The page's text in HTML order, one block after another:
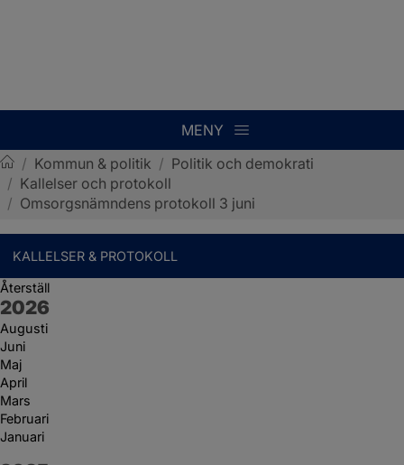
MENY
Sotenäs kommun
/ Kommun & politik / Politik och demokrati
/ Kallelser och protokoll
/ Omsorgsnämndens protokoll 3 juni
KALLELSER & PROTOKOLL
Återställ
År:
2026
Augusti
Juni
Maj
April
Mars
Februari
Januari